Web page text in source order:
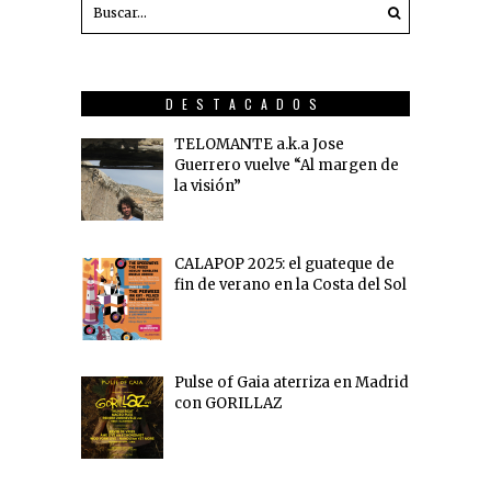
DESTACADOS
TELOMANTE a.k.a Jose
Guerrero vuelve “Al margen de
la visión”
CALAPOP 2025: el guateque de
fin de verano en la Costa del Sol
Pulse of Gaia aterriza en Madrid
con GORILLAZ